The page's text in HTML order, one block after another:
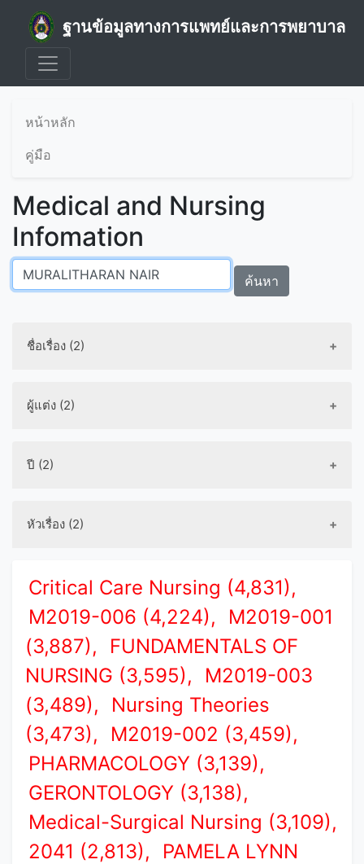
ฐานข้อมูลทางการแพทย์และการพยาบาล
หน้าหลัก
คู่มือ
Medical and Nursing
Infomation
ค้นหา
ชื่อเรื่อง (2)
ผู้แต่ง (2)
ปี (2)
หัวเรื่อง (2)
Critical Care Nursing (4,831),
M2019-006 (4,224),
M2019-001
(3,887),
FUNDAMENTALS OF
NURSING (3,595),
M2019-003
(3,489),
Nursing Theories
(3,473),
M2019-002 (3,459),
PHARMACOLOGY (3,139),
GERONTOLOGY (3,138),
Medical-Surgical Nursing (3,109),
2041 (2,813),
PAMELA LYNN